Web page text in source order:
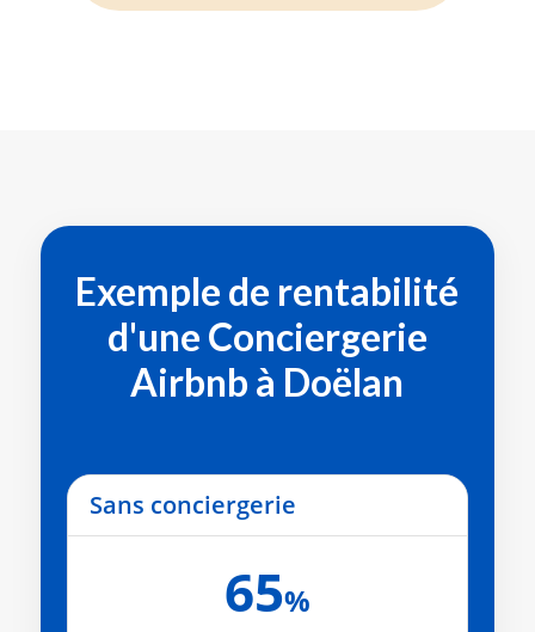
Exemple de rentabilité
d'une Conciergerie
Airbnb à Doëlan
Sans conciergerie
65%